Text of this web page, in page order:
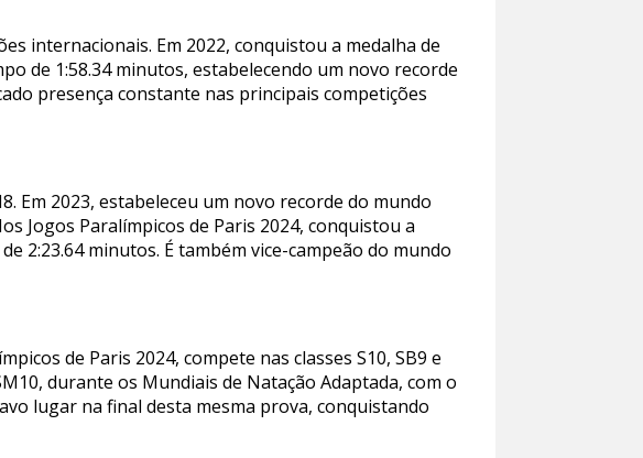
internacionais. Em 2022, conquistou a medalha de
de 1:58.34 minutos, estabelecendo um novo recorde
presença constante nas principais competições
Em 2023, estabeleceu um novo recorde do mundo
Jogos Paralímpicos de Paris 2024, conquistou a
2:23.64 minutos. É também vice-campeão do mundo
de Paris 2024, compete nas classes S10, SB9 e
durante os Mundiais de Natação Adaptada, com o
lugar na final desta mesma prova, conquistando